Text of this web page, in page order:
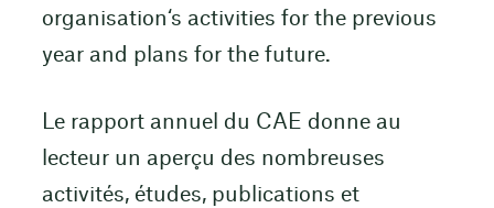
organisation‘s activities for the previous
year and plans for the future.
Le rapport annuel du CAE donne au
lecteur un aperçu des nombreuses
activités, études, publications et